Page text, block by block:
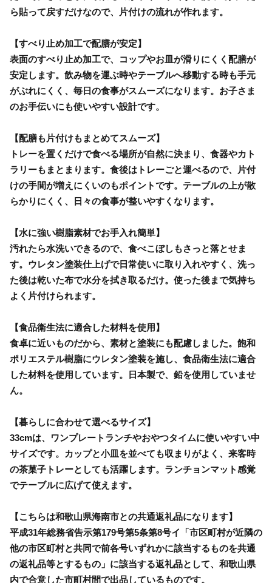
ら貼って戻すだけなので、片付けの流れが作れます。
【すべり止め加工で配膳が安定】
表面のすべり止め加工で、コップやお皿が滑りにくく配膳が
安定します。飲み物を運ぶ時やテーブルへ移動する時も手元
がぶれにくく、毎日の食事がスムーズになります。お子さま
のお手伝いにも使いやすい設計です。
【配膳も片付けもまとめてスムーズ】
トレーを置くだけで食べる場所が自然に決まり、食器やカト
ラリーもまとまります。食後はトレーごと運べるので、片付
けの手間が増えにくいのもポイントです。テーブルの上が散
らかりにくく、日々の食事が整いやすくなります。
【水に強い樹脂素材でお手入れ簡単】
汚れたら水洗いできるので、食べこぼしもさっと落とせま
す。ウレタン塗装仕上げで日常使いに取り入れやすく、洗っ
た後は乾いた布で水分を拭き取るだけ。使った後まで気持ち
よく片付けられます。
【食品衛生法に適合した材料を使用】
食卓に近いものだから、素材と塗装にも配慮しました。飽和
ポリエステル樹脂にウレタン塗装を施し、食品衛生法に適合
した材料を使用しています。日本製で、鉛を使用していませ
ん。
【暮らしに合わせて選べるサイズ】
33cmは、ワンプレートランチやおやつタイムに使いやすい中
サイズです。カップと小皿を並べても収まりがよく、来客時
の茶菓子トレーとしても活躍します。ランチョンマット感覚
でテーブルに広げて使えます。
【こちらは和歌山県海南市との共通返礼品になります】
平成31年総務省告示第179号第5条第8号イ「市区町村が近隣の
他の市区町村と共同で前各号いずれかに該当するものを共通
の返礼品等とするもの」に該当する返礼品として、和歌山県
内で合意した市町村間で出品しているものです。